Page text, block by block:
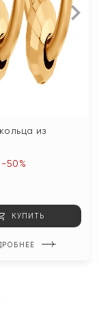
из
-50%
КУПИТЬ